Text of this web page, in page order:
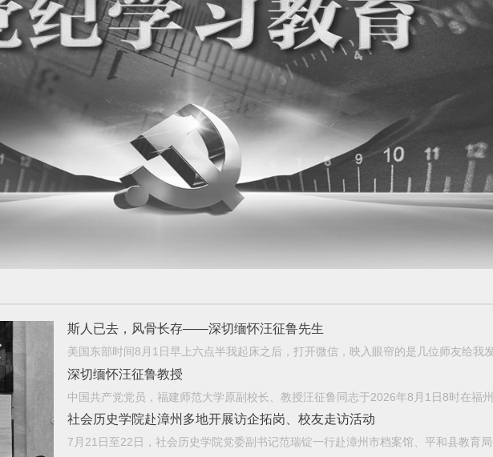
斯人已去，风骨长存——深切缅怀汪征鲁先生
深切缅怀汪征鲁教授
社会历史学院赴漳州多地开展访企拓岗、校友走访活动